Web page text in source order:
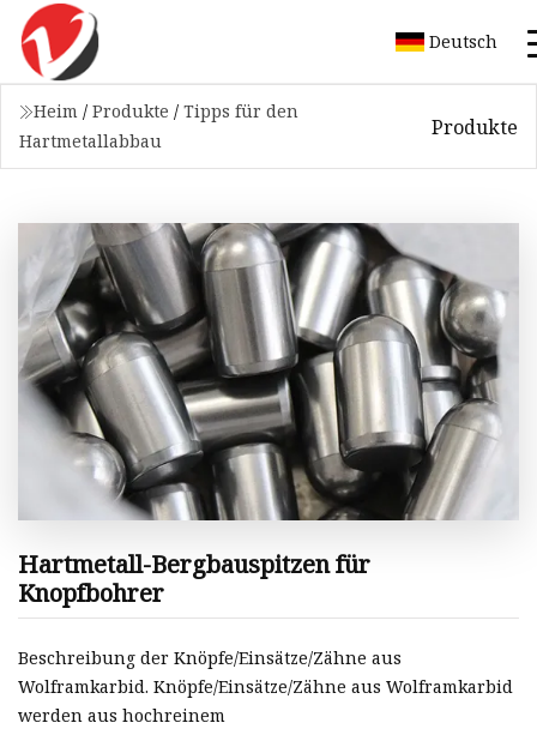
Deutsch
Heim / Produkte / Tipps für den
Hartmetallabbau
Produkte
Hartmetall-Bergbauspitzen für
Knopfbohrer
Beschreibung der Knöpfe/Einsätze/Zähne aus
Wolframkarbid. Knöpfe/Einsätze/Zähne aus Wolframkarbid
werden aus hochreinem